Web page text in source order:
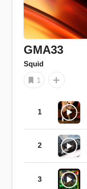
GMA33
Squid
1
1
2
3